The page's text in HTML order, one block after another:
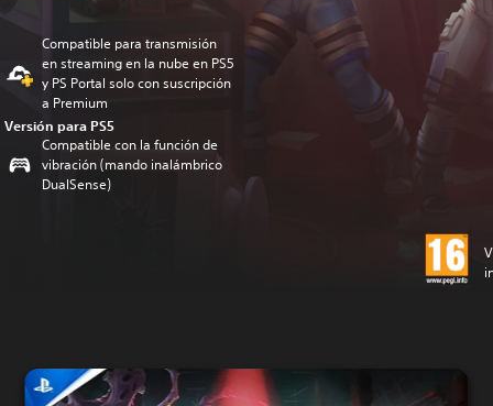
Compatible para transmisión
en streaming en la nube en PS5
y PS Portal solo con suscripción
a Premium
Versión para PS5
Compatible con la función de
vibración (mando inalámbrico
DualSense)